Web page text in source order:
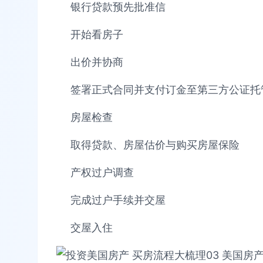
银行贷款预先批准信
开始看房子
出价并协商
签署正式合同并支付订金至第三方公证
房屋检查
取得贷款、房屋估价与购买房屋保险
产权过户调查
完成过户手续并交屋
交屋入住